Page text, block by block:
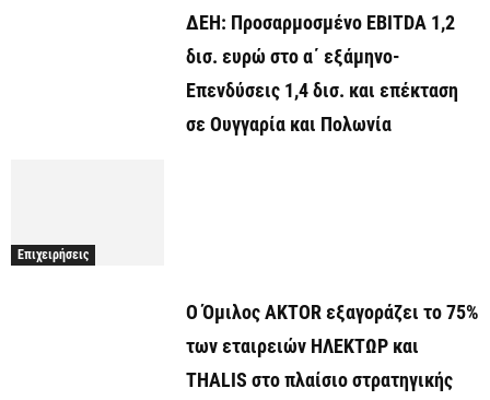
ΔΕΗ: Προσαρμοσμένο EBITDA 1,2
δισ. ευρώ στο α΄ εξάμηνο-
Επενδύσεις 1,4 δισ. και επέκταση
σε Ουγγαρία και Πολωνία
Επιχειρήσεις
Ο Όμιλος AKTOR εξαγοράζει το 75%
των εταιρειών ΗΛΕΚΤΩΡ και
THALIS στο πλαίσιο στρατηγικής